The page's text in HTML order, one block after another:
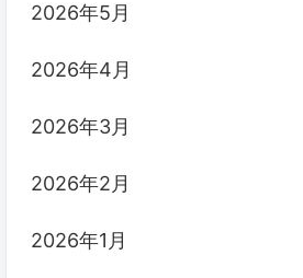
2026年5月
2026年4月
2026年3月
2026年2月
2026年1月